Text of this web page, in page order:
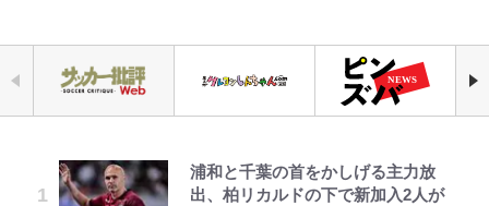
浦和と千葉の首をかしげる主力放
出、柏リカルドの下で新加入2人が
えびめしの流儀
千葉雄大、ほっそりイケメン近影に
「顔パンパンだったのに」反響 視
錦織一清の写真集はなぜ私服なの
か…高級ブランドをやめ等身大の自
荒々しい「火山帯」の一端にいるこ
とを体感！ 登頂約10分でも大迫力
公式-ヒロインが来る前に妊娠しま
した~詰んだはずの悪役令嬢です
「自分の絵ごと、このジャンルはそ
ろそろ終わりかな」江口寿史が炎上
空の轍と大地の雲と 第1回